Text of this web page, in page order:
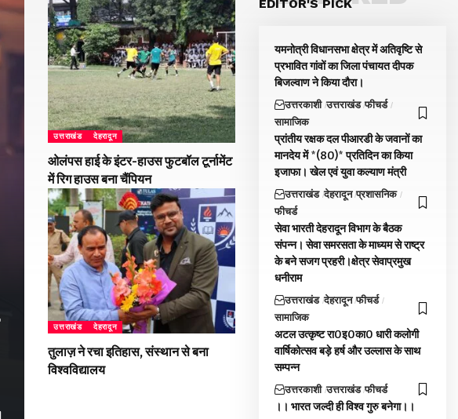
उत्तराखंड देहरादून
ओलंपस हाई के इंटर-हाउस फुटबॉल टूर्नामेंट
में रिग हाउस बना चैंपियन
उत्तराखंड देहरादून
तुलाज़ ने रचा इतिहास, संस्थान से बना
विश्वविद्यालय
EDITOR'S PICK
यमनोत्री विधानसभा क्षेत्र में अतिवृष्टि से
प्रभावित गांवों का जिला पंचायत दीपक
बिजल्वाण ने किया दौरा।
उत्तरकाशी उत्तराखंड फीचर्ड
सामाजिक
प्रांतीय रक्षक दल पीआरडी के जवानों का
मानदेय में *(₹80)* प्रतिदिन का किया
इजाफा। खेल एवं युवा कल्याण मंत्री
उत्तराखंड देहरादून प्रशासनिक
फीचर्ड
सेवा भारती देहरादून विभाग के बैठक
संपन्न। सेवा समरसता के माध्यम से राष्ट्र
के बने सजग प्रहरी।क्षेत्र सेवाप्रमुख
धनीराम
उत्तराखंड देहरादून फीचर्ड
सामाजिक
अटल उत्कृष्ट रा0इ0का0 धारी कलोगी
वार्षिकोत्सव बड़े हर्ष और उल्लास के साथ
सम्पन्न
उत्तरकाशी उत्तराखंड फीचर्ड
।। भारत जल्दी ही विश्व गुरु बनेगा।।